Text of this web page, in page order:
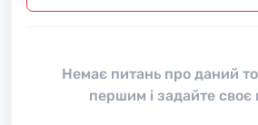
Немає питань про даний
першим і задайте своє